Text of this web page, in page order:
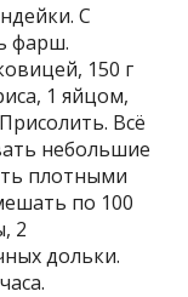
С
фарш.
150 г
1 яйцом,
Всё
небольшие
плотными
по 100
2
дольки.